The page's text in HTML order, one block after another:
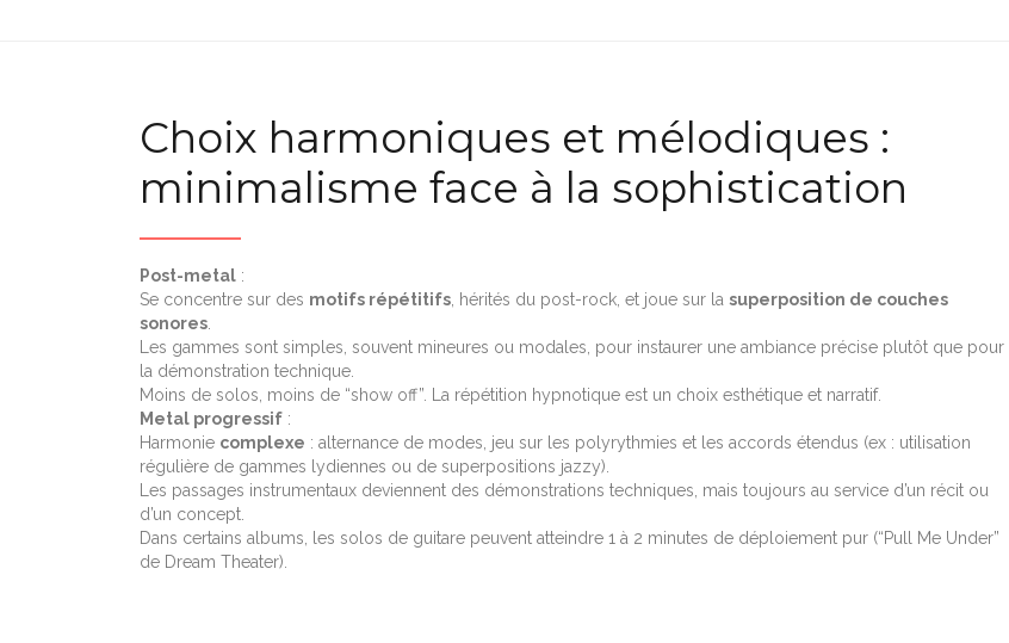
Choix harmoniques et mélodiques :
minimalisme face à la sophistication
Post-metal :
Se concentre sur des motifs répétitifs , hérités du post-rock, et joue sur la superposition de couches
sonores
Les gammes sont simples, souvent mineures ou modales, pour instaurer une ambiance précise plutôt que pour
la démonstration technique.
Moins de solos, moins de “show off”. La répétition hypnotique est un choix esthétique et narratif.
Metal progressif :
Harmonie complexe : alternance de modes, jeu sur les polyrythmies et les accords étendus (ex : utilisation
régulière de gammes lydiennes ou de superpositions jazzy).
Les passages instrumentaux deviennent des démonstrations techniques, mais toujours au service d’un récit ou
d’un concept.
Dans certains albums, les solos de guitare peuvent atteindre 1 à 2 minutes de déploiement pur (“Pull Me Under”
de Dream Theater).